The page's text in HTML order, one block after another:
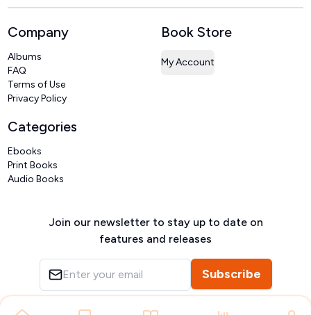
Company
Albums
FAQ
Terms of Use
Privacy Policy
Book Store
My Account
Categories
Ebooks
Print Books
Audio Books
Join our newsletter to stay up to date on
features and releases
Subscribe